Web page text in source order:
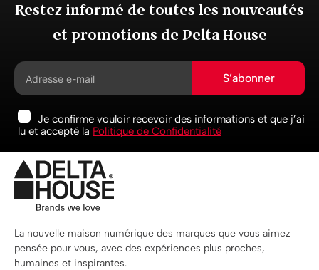
Restez informé de toutes les nouveautés
et promotions de Delta House
S’abonner
Je confirme vouloir recevoir des informations et que j’ai
lu et accepté la Politique de Confidentialité
La nouvelle maison numérique des marques que vous aimez
pensée pour vous, avec des expériences plus proches,
humaines et inspirantes.